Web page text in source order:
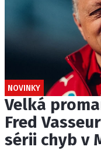
NOVINKY
Velká
Fred
sérii chyb v